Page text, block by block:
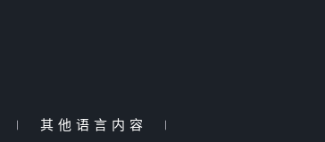
| 其他语言内容 |